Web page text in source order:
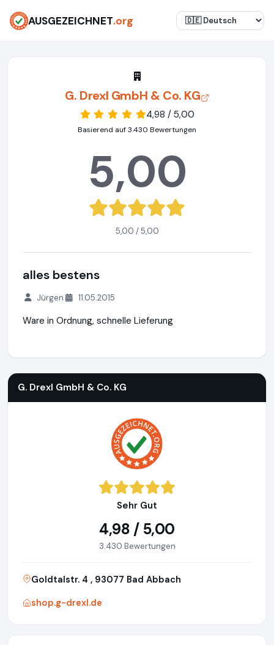
AUSGEZEICHNET.org
G. Drexl GmbH & Co. KG
4,98 / 5,00
Basierend auf 3.430 Bewertungen
5,00
5,00 / 5,00
alles bestens
Jürgen 11.05.2015
Ware in Ordnung, schnelle Lieferung
G. Drexl GmbH & Co. KG
Sehr Gut
4,98 / 5,00
3.430 Bewertungen
Goldtalstr. 4 , 93077 Bad Abbach
shop.g-drexl.de